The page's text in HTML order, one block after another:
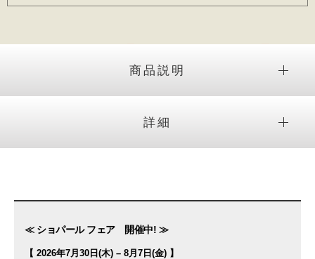
商品説明
詳細
≪ ショパール フェア 開催中! ≫
【 2026年7月30日(木) – 8月7日(金) 】